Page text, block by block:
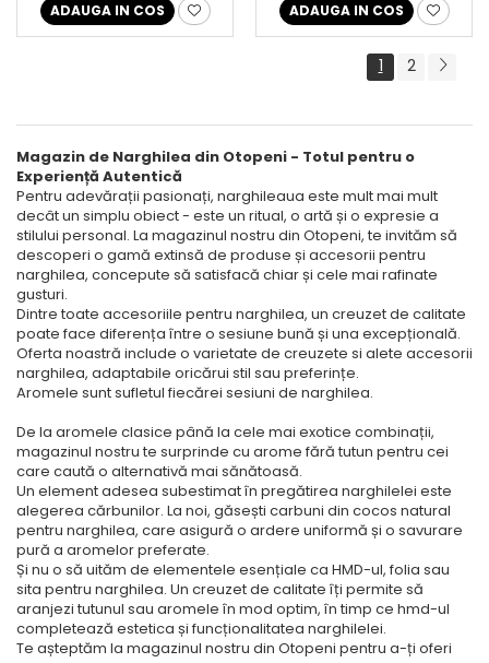
ADAUGA IN COS ADAUGA IN COS
1 2
Magazin de Narghilea din Otopeni - Totul pentru o
Experiență Autentică
Pentru adevărații pasionați, narghileaua este mult mai mult
decât un simplu obiect - este un ritual, o artă și o expresie a
stilului personal. La magazinul nostru din Otopeni, te invităm să
descoperi o gamă extinsă de produse și accesorii pentru
narghilea, concepute să satisfacă chiar și cele mai rafinate
gusturi.
Dintre toate accesoriile pentru narghilea, un creuzet de calitate
poate face diferența între o sesiune bună și una excepțională.
Oferta noastră include o varietate de creuzete si alete accesorii
narghilea, adaptabile oricărui stil sau preferințe.
Aromele sunt sufletul fiecărei sesiuni de narghilea.
De la aromele clasice până la cele mai exotice combinații,
magazinul nostru te surprinde cu arome fără tutun pentru cei
care caută o alternativă mai sănătoasă.
Un element adesea subestimat în pregătirea narghilelei este
alegerea cărbunilor. La noi, găsești carbuni din cocos natural
pentru narghilea, care asigură o ardere uniformă și o savurare
pură a aromelor preferate.
Și nu o să uităm de elementele esențiale ca HMD-ul, folia sau
sita pentru narghilea. Un creuzet de calitate îți permite să
aranjezi tutunul sau aromele în mod optim, în timp ce hmd-ul
completează estetica și funcționalitatea narghilelei.
Te așteptăm la magazinul nostru din Otopeni pentru a-ți oferi